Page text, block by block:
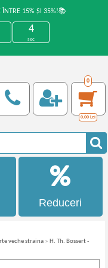
ÎNTRE 15% ȘI 35%!📚
4
sec
0
0,00 Lei
Reduceri
veche straina » H. Th. Bossert -